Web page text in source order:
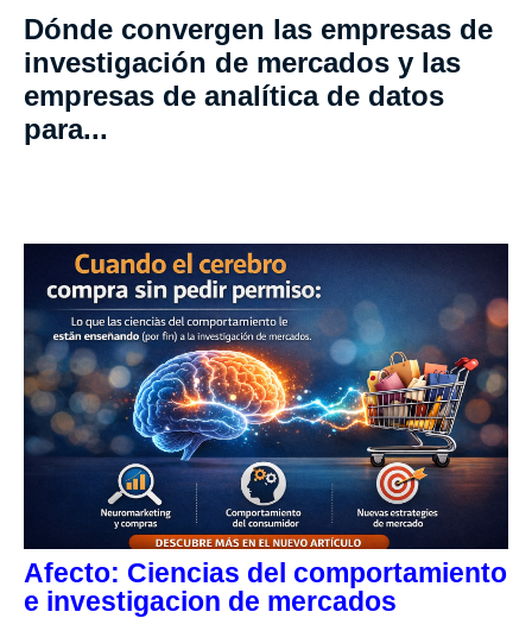
Dónde convergen las empresas de
investigación de mercados y las
empresas de analítica de datos
para...
Afecto: Ciencias del comportamiento
e investigacion de mercados